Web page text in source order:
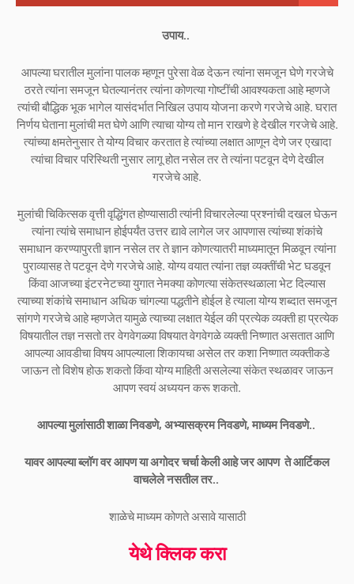
उपाय..
आपल्या घरातील मुलांना पालक म्हणून पुरेसा वेळ देऊन त्यांना समजून घेणे गरजेचे
ठरते त्यांना समजून घेतल्यानंतर त्यांना कोणत्या गोष्टींची आवश्यकता आहे म्हणजे
त्यांची बौद्धिक भूक भागेल यासंदर्भात निखिल उपाय योजना करणे गरजेचे आहे. घरात
निर्णय घेताना मुलांची मत घेणे आणि त्याचा योग्य तो मान राखणे हे देखील गरजेचे आहे.
त्यांच्या क्षमतेनुसार ते योग्य विचार करतात हे त्यांच्या लक्षात आणून देणे जर एखादा
त्यांचा विचार परिस्थिती नुसार लागू होत नसेल तर ते त्यांना पटवून देणे देखील
गरजेचे आहे.
मुलांची चिकित्सक वृत्ती वृद्धिंगत होण्यासाठी त्यांनी विचारलेल्या प्रश्नांची दखल घेऊन
त्यांना त्यांचे समाधान होईपर्यंत उत्तर द्यावे लागेल जर आपणास त्यांच्या शंकांचे
समाधान करण्यापुरती ज्ञान नसेल तर ते ज्ञान कोणत्यातरी माध्यमातून मिळवून त्यांना
पुराव्यासह ते पटवून देणे गरजेचे आहे. योग्य वयात त्यांना तज्ञ व्यक्तींची भेट घडवून
किंवा आजच्या इंटरनेटच्या युगात नेमक्या कोणत्या संकेतस्थळाला भेट दिल्यास
त्याच्या शंकांचे समाधान अधिक चांगल्या पद्धतीने होईल हे त्याला योग्य शब्दात समजून
सांगणे गरजेचे आहे म्हणजेत यामुळे त्याच्या लक्षात येईल की प्रत्येक व्यक्ती हा प्रत्येक
विषयातील तज्ञ नसतो तर वेगवेगळ्या विषयात वेगवेगळे व्यक्ती निष्णात असतात आणि
आपल्या आवडीचा विषय आपल्याला शिकायचा असेल तर कशा निष्णात व्यक्तीकडे
जाऊन तो विशेष होऊ शकतो किंवा योग्य माहिती असलेल्या संकेत स्थळावर जाऊन
आपण स्वयं अध्ययन करू शकतो.
आपल्या मुलांसाठी शाळा निवडणे, अभ्यासक्रम निवडणे, माध्यम निवडणे..
यावर आपल्या ब्लॉग वर आपण या अगोदर चर्चा केली आहे जर आपण ते आर्टिकल
वाचलेले नसतील तर..
शाळेचे माध्यम कोणते असावे यासाठी
येथे क्लिक करा